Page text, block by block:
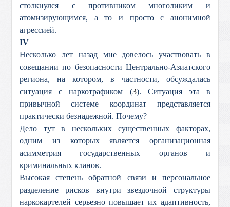
столкнулся с противником многоликим и
атомизирующимся, а то и просто с анонимной
агрессией.
IV
Несколько лет назад мне довелось участвовать в
совещании по безопасности Центрально-Азиатского
региона, на котором, в частности, обсуждалась
ситуация с наркотрафиком (3). Ситуация эта в
привычной системе координат представляется
практически безнадежной. Почему?
Дело тут в нескольких существенных факторах,
одним из которых является организационная
асимметрия государственных органов и
криминальных кланов.
Высокая степень обратной связи и персональное
разделение рисков внутри звездочной структуры
наркокартелей серьезно повышает их адаптивность,